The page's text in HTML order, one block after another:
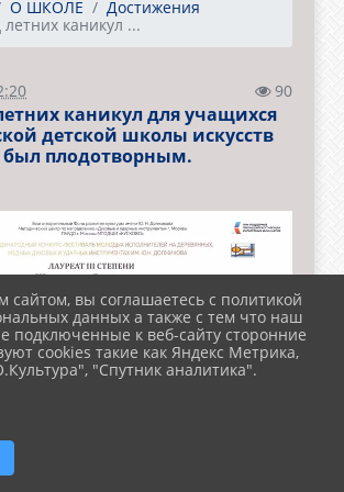
О ШКОЛЕ
Достижения
каникул ...
90
каникул для учащихся
детской школы искусств
был плодотворным.
сайтом, вы соглашаетесь с политикой
данных а также с тем что наш
подключенные к веб-сайту сторонние
cookies такие как Яндекс Метрика,
"Спутник аналитика".